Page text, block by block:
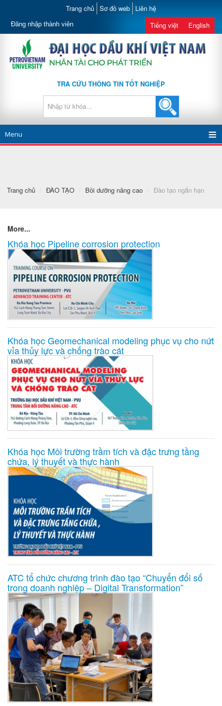
Trang chủ Sơ đồ web Liên hệ
Đăng nhập thành viên Tiếng việt English
TRA CỨU THÔNG TIN TỐT NGHIỆP
Menu
Trang chủ / ĐÀO TẠO / Bồi dưỡng nâng cao / Đào tạo ngắn hạn
More...
Khóa học Pipeline corrosion protection
Khóa học Geomechanical modeling phục vụ cho nứt
vỉa thủy lực và chống trào cát
Khóa học Môi trường trầm tích và đặc trưng tầng
chứa, lý thuyết và thực hành
ATC tổ chức chương trình đào tạo “Chuyển đổi số
trong doanh nghiệp – Digital Transformation”